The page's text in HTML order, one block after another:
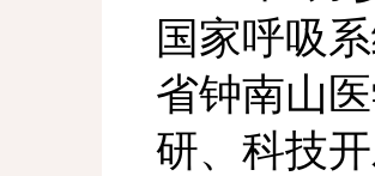
国家呼吸
省钟南山
研、科技